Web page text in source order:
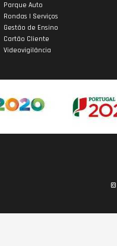
Parque Auto
Rondas | Serviços
Gestão de Ensino
Cartão Cliente
Videovigilância
©